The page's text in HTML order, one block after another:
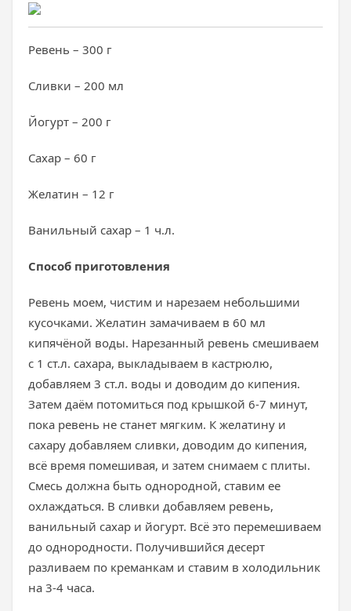
Ревень – 300 г
Сливки – 200 мл
Йогурт – 200 г
Сахар – 60 г
Желатин – 12 г
Ванильный сахар – 1 ч.л.
Способ приготовления
Ревень моем, чистим и нарезаем небольшими
кусочками. Желатин замачиваем в 60 мл
кипячёной воды. Нарезанный ревень смешиваем
с 1 ст.л. сахара, выкладываем в кастрюлю,
добавляем 3 ст.л. воды и доводим до кипения.
Затем даём потомиться под крышкой 6-7 минут,
пока ревень не станет мягким. К желатину и
сахару добавляем сливки, доводим до кипения,
всё время помешивая, и затем снимаем с плиты.
Смесь должна быть однородной, ставим ее
охлаждаться. В сливки добавляем ревень,
ванильный сахар и йогурт. Всё это перемешиваем
до однородности. Получившийся десерт
разливаем по креманкам и ставим в холодильник
на 3-4 часа.